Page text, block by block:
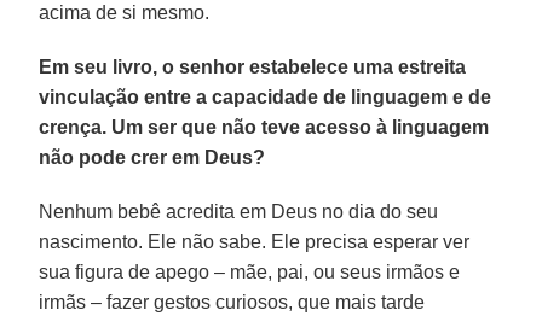
acima de si mesmo.
Em seu livro, o senhor estabelece uma estreita
vinculação entre a capacidade de linguagem e de
crença. Um ser que não teve acesso à linguagem
não pode crer em Deus?
Nenhum bebê acredita em Deus no dia do seu
nascimento. Ele não sabe. Ele precisa esperar ver
sua figura de apego – mãe, pai, ou seus irmãos e
irmãs – fazer gestos curiosos, que mais tarde